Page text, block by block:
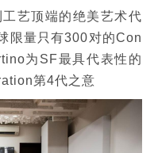
艺顶端的绝美艺术代
限量只有300对的Con
为SF最具代表性的
第4代之意